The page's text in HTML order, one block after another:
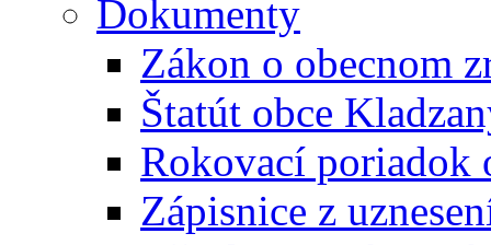
Dokumenty
Zákon o obecnom
Štatút obce
Rokovací poriadok
Zápisnice z